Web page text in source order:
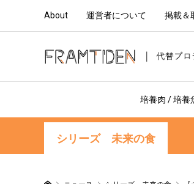
About 運営者について 掲載＆
培養肉 / 培養
シリーズ 未来の食